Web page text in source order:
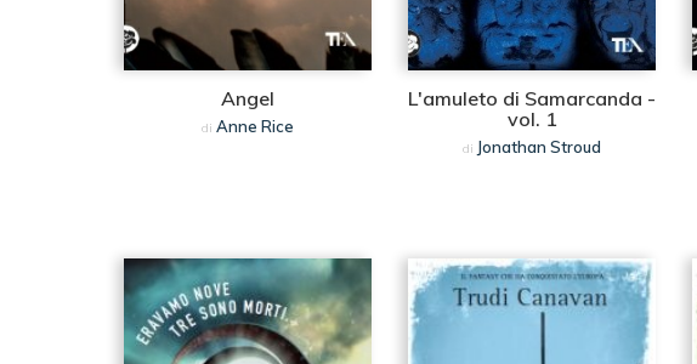
Angel
di Anne Rice
L'amuleto di Samarcanda -
vol. 1
di Jonathan Stroud